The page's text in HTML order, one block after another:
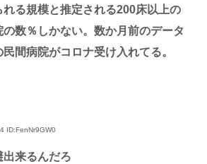
る規模と推定される200床以上の
数％しかない。数か月前のデータ
間病院がコロナ受け入れてる。
ID:FenNr9GW0
出来るんだろ